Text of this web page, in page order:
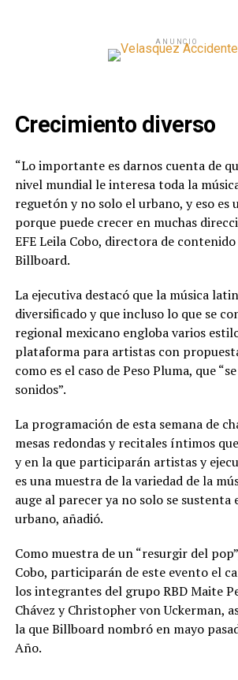
ANUNCIO
Crecimiento diverso
“Lo importante es darnos cuenta de
nivel mundial le interesa toda la
reguetón y no solo el urbano, y eso es
porque puede crecer en muchas
EFE Leila Cobo, directora de
Billboard.
La ejecutiva destacó que la música
diversificado y que incluso lo que se
regional mexicano engloba varios
plataforma para artistas con
como es el caso de Peso Pluma, que
sonidos”.
La programación de esta semana de
mesas redondas y recitales íntimos
y en la que participarán artistas y
es una muestra de la variedad de la
auge al parecer ya no solo se sustenta
urbano, añadió.
Como muestra de un “resurgir del
Cobo, participarán de este evento el
los integrantes del grupo RBD Maite
Chávez y Christopher von Uckerman,
la que Billboard nombró en mayo
Año.